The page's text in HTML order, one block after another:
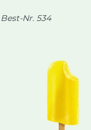
Best-Nr. 534